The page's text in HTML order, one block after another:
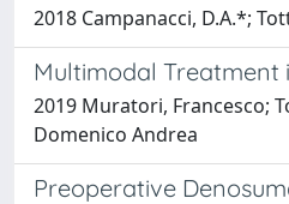
2018 Campanacci, D.A.*;
Multimodal Treatment
2019 Muratori, Francesco;
Domenico Andrea
Preoperative